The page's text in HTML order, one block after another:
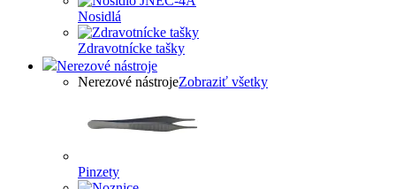
Nosidlá
Zdravotnícke tašky
Nerezové nástroje
Nerezové nástrojeZobraziť všetky
Pinzety